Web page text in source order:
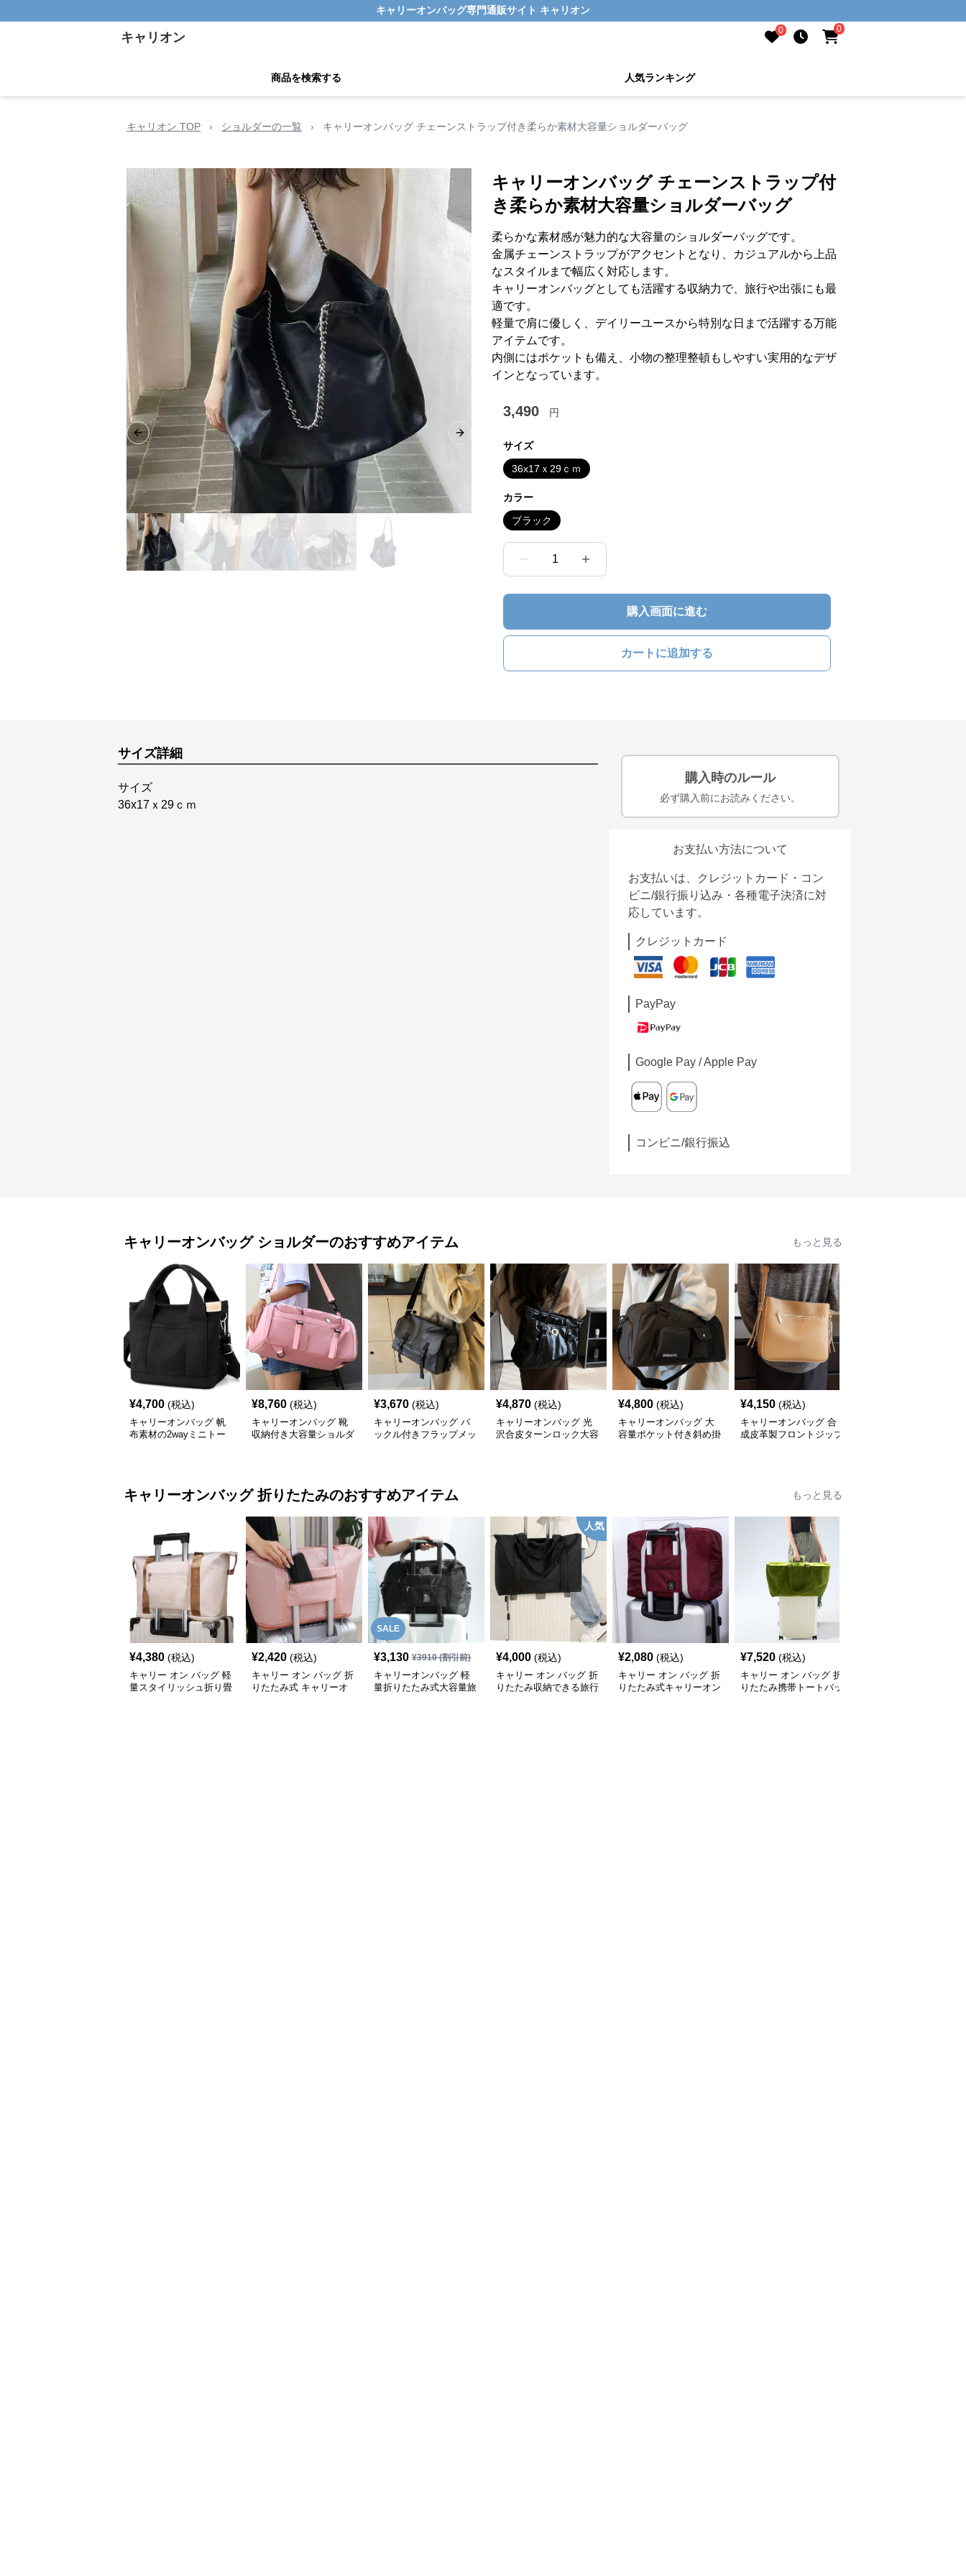
キャリーオンバッグ専門通販サイト キャリオン
キャリオン 0 0
商品を検索する 人気ランキング
キャリオン TOP › ショルダーの一覧 › キャリーオンバッグ チェーンストラップ付き柔らか素材大容量ショルダーバッグ
Previous slide Next slide
キャリーオンバッグ チェーンストラップ付
き柔らか素材大容量ショルダーバッグ
柔らかな素材感が魅力的な大容量のショルダーバッグです。
金属チェーンストラップがアクセントとなり、カジュアルから上品
なスタイルまで幅広く対応します。
キャリーオンバッグとしても活躍する収納力で、旅行や出張にも最
適です。
軽量で肩に優しく、デイリーユースから特別な日まで活躍する万能
アイテムです。
内側にはポケットも備え、小物の整理整頓もしやすい実用的なデザ
インとなっています。
3,490 円
サイズ
36x17ｘ29ｃｍ
カラー
ブラック
1
購入画面に進む
カートに追加する
サイズ詳細
サイズ
36x17ｘ29ｃｍ
購入時のルール
必ず購入前にお読みください。
お支払い方法について
お支払いは、クレジットカード・コン
ビニ/銀行振り込み・各種電子決済に対
応しています。
クレジットカード
PayPay
Google Pay / Apple Pay
コンビニ/銀行振込
キャリーオンバッグ ショルダーのおすすめアイテム もっと見る
¥4,700 (税込)
キャリーオンバッグ 帆
布素材の2wayミニトー
¥8,760 (税込)
キャリーオンバッグ 靴
収納付き大容量ショルダ
¥3,670 (税込)
キャリーオンバッグ バ
ックル付きフラップメッ
¥4,870 (税込)
キャリーオンバッグ 光
沢合皮ターンロック大容
¥4,800 (税込)
キャリーオンバッグ 大
容量ポケット付き斜め掛
¥4,150 (税込)
キャリーオンバッグ 合
成皮革製フロントジップ
キャリーオンバッグ 折りたたみのおすすめアイテム もっと見る
¥4,380 (税込)
キャリー オン バッグ 軽
量スタイリッシュ折り畳
¥2,420 (税込)
キャリー オン バッグ 折
りたたみ式 キャリーオ
SALE
¥3,130 ¥3910(割引前)
キャリーオンバッグ 軽
量折りたたみ式大容量旅
人気
¥4,000 (税込)
キャリー オン バッグ 折
りたたみ収納できる旅行
¥2,080 (税込)
キャリー オン バッグ 折
りたたみ式キャリーオン
¥7,520 (税込)
キャリー オン バッグ 折
りたたみ携帯トートバッ